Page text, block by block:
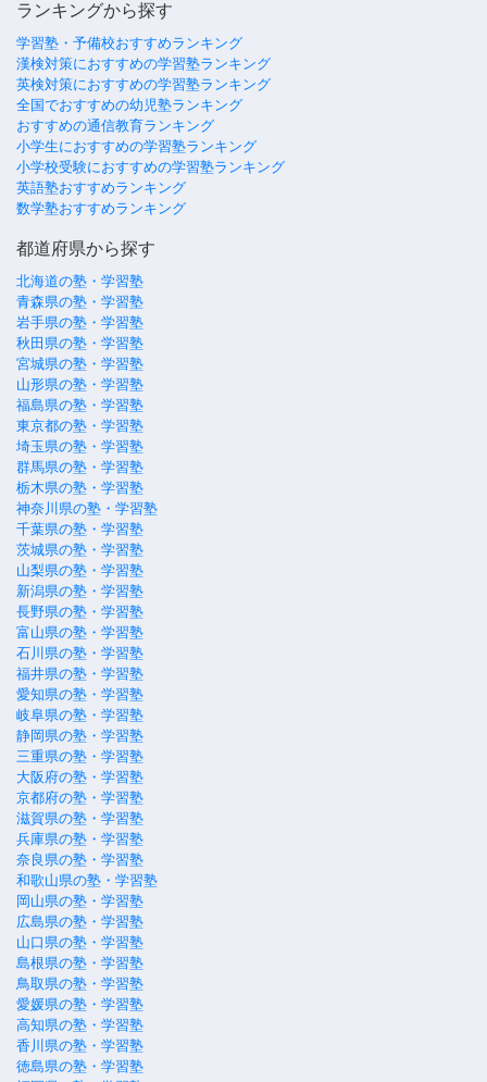
ランキングから探す
学習塾・予備校おすすめランキング
漢検対策におすすめの学習塾ランキング
英検対策におすすめの学習塾ランキング
全国でおすすめの幼児塾ランキング
おすすめの通信教育ランキング
小学生におすすめの学習塾ランキング
小学校受験におすすめの学習塾ランキング
英語塾おすすめランキング
数学塾おすすめランキング
都道府県から探す
北海道の塾・学習塾
青森県の塾・学習塾
岩手県の塾・学習塾
秋田県の塾・学習塾
宮城県の塾・学習塾
山形県の塾・学習塾
福島県の塾・学習塾
東京都の塾・学習塾
埼玉県の塾・学習塾
群馬県の塾・学習塾
栃木県の塾・学習塾
神奈川県の塾・学習塾
千葉県の塾・学習塾
茨城県の塾・学習塾
山梨県の塾・学習塾
新潟県の塾・学習塾
長野県の塾・学習塾
富山県の塾・学習塾
石川県の塾・学習塾
福井県の塾・学習塾
愛知県の塾・学習塾
岐阜県の塾・学習塾
静岡県の塾・学習塾
三重県の塾・学習塾
大阪府の塾・学習塾
京都府の塾・学習塾
滋賀県の塾・学習塾
兵庫県の塾・学習塾
奈良県の塾・学習塾
和歌山県の塾・学習塾
岡山県の塾・学習塾
広島県の塾・学習塾
山口県の塾・学習塾
島根県の塾・学習塾
鳥取県の塾・学習塾
愛媛県の塾・学習塾
高知県の塾・学習塾
香川県の塾・学習塾
徳島県の塾・学習塾